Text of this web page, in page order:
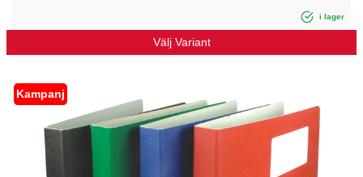
i lager
Välj Variant
Kampanj